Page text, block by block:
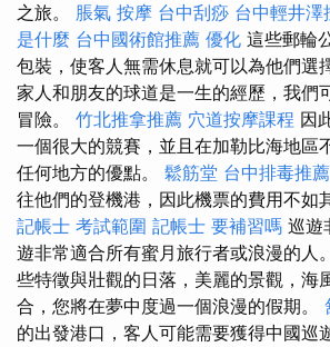
之旅。 脹氣 按摩 台中刮痧 台中輕井澤
是什麼 台中國術館推薦 優化 這些郵輪
包裝，使客人無需休息就可以為他們選
家人和朋友的球道是一生的經歷，我們
冒險。 竹北推拿推薦 穴道按摩課程 因
一個很大的競賽，並且在加勒比海地區
任何地方的優點。 鬆筋堂 台中排毒推薦
往他們的登機港，因此機票的費用不如
記帳士 考試範圍 記帳士 要補習嗎 巡遊
遊非常適合所有蜜月旅行者或浪漫的人。
些特徵與壯觀的日落，美麗的景觀，海
合，您將在夢中度過一個浪漫的假期。
的出發港口，客人可能需要獲得中國巡